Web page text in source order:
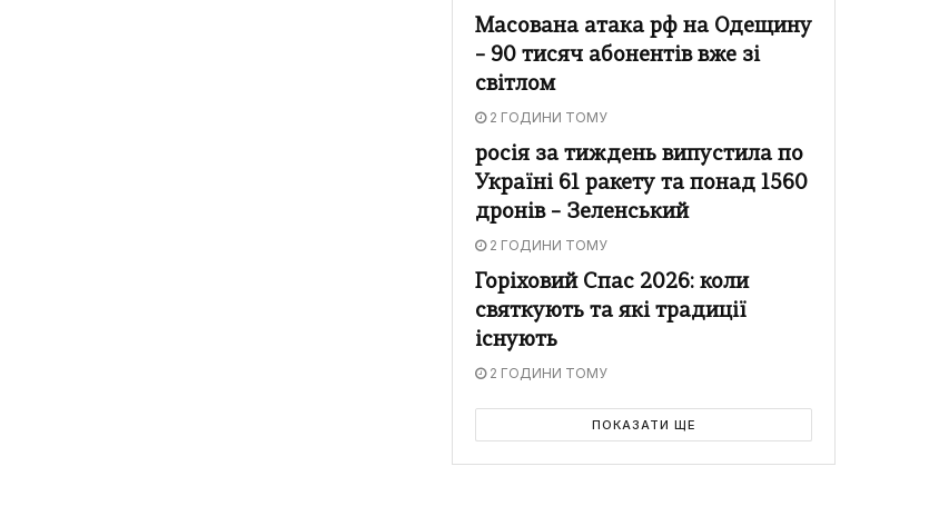
Масована атака рф на Одещину
– 90 тисяч абонентів вже зі
світлом
2 ГОДИНИ ТОМУ
росія за тиждень випустила по
Україні 61 ракету та понад 1560
дронів – Зеленський
2 ГОДИНИ ТОМУ
Горіховий Спас 2026: коли
святкують та які традиції
існують
2 ГОДИНИ ТОМУ
ПОКАЗАТИ ЩЕ